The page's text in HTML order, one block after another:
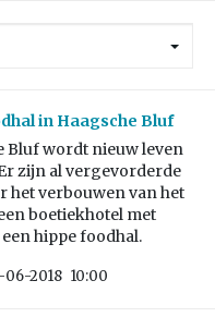
in Haagsche Bluf
Bluf wordt nieuw leven
zijn al vergevorderde
het verbouwen van het
boetiekhotel met
hippe foodhal.
06-2018 10:00